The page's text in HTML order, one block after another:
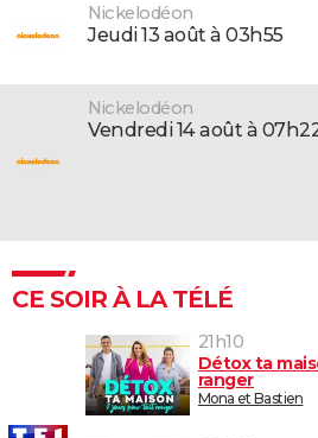
Nickelodéon
jeudi 13 août à 03h55
Nickelodéon
vendredi 14 août à
CE SOIR À LA TÉLÉ
21h10
Détox ta
ranger
Mona et Bastien